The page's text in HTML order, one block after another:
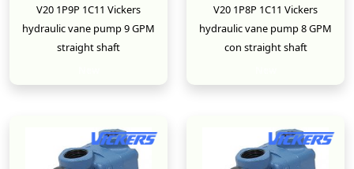
V20 1P9P 1C11 Vickers
hydraulic vane pump 9 GPM
straight shaft
V20 1P8P 1C11 Vickers
hydraulic vane pump 8 GPM
con straight shaft